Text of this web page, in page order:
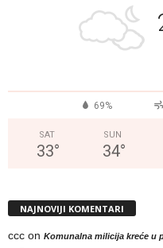
69%
SAT
33°
SUN
34°
NAJNOVIJI KOMENTARI
ccc on Komunalna milicija kreće u